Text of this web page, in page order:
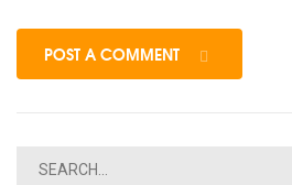
POST A COMMENT